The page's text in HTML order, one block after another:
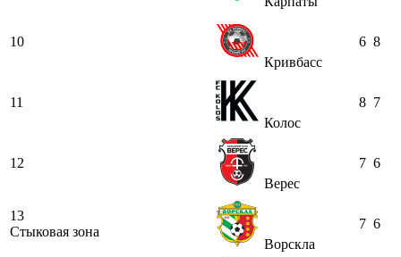
10
Кривбасс
6 8
11
Колос
8 7
12
Верес
7 6
13
Стыковая зона
Ворскла
7 6